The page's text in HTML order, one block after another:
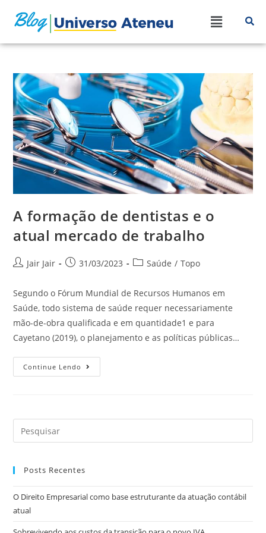
A formação de dentistas e o
atual mercado de trabalho
Jair Jair 31/03/2023 Saúde / Topo
Segundo o Fórum Mundial de Recursos Humanos em
Saúde, todo sistema de saúde requer necessariamente
mão-de-obra qualificada e em quantidade1 e para
Cayetano (2019), o planejamento e as políticas públicas…
Continue Lendo
Posts Recentes
O Direito Empresarial como base estruturante da atuação contábil
atual